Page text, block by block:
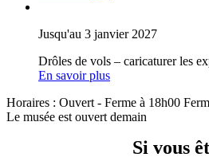
Jusqu'au 3 janvier 2027
Drôles de vols – caricaturer les
En savoir plus
Horaires : Ouvert - Ferme à 18h00
Le musée est ouvert demain
Si vous